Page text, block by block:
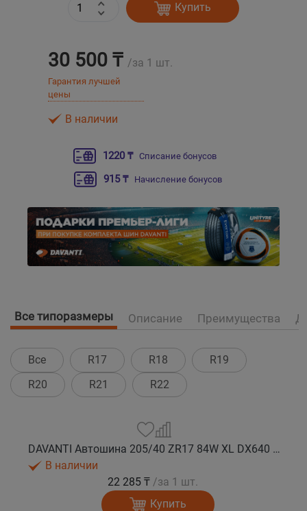
Купить
30 500 ₸ /за 1 шт.
Гарантия лучшей
цены
В наличии
1220 ₸ Списание бонусов
915 ₸ Начисление бонусов
Все типоразмеры Описание Преимущества
Все R17 R18
R19
R20
R21 R22
DAVANTI Автошина 205/40 ZR17 84W XL DX640 RPR лето
В наличии
22 285 ₸ /за 1 шт.
Купить
Шымкент
Экибастуз